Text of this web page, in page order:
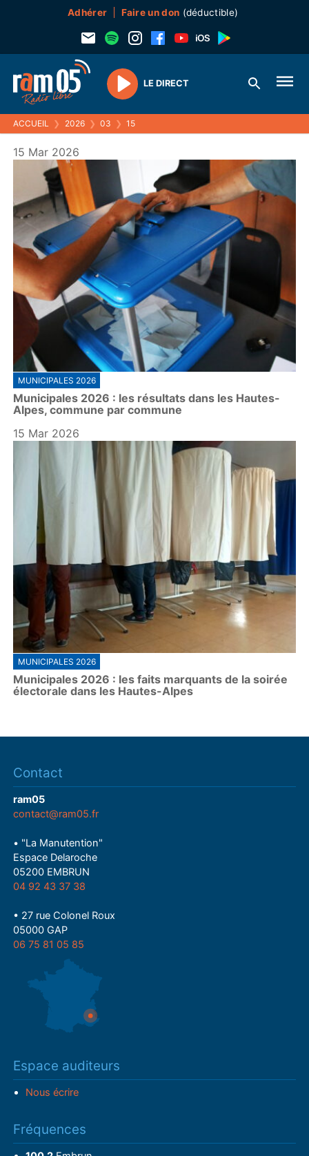
Adhérer Faire un don (déductible)
Play
LE DIRECT
ACCUEIL ❯ 2026 ❯ 03 ❯ 15
15 Mar 2026
MUNICIPALES 2026
Municipales 2026 : les résultats dans les Hautes-
Alpes, commune par commune
15 Mar 2026
MUNICIPALES 2026
Municipales 2026 : les faits marquants de la soirée
électorale dans les Hautes-Alpes
Contact
ram05
contact@ram05.fr
• "La Manutention"
Espace Delaroche
05200 EMBRUN
04 92 43 37 38
• 27 rue Colonel Roux
05000 GAP
06 75 81 05 85
Espace auditeurs
Nous écrire
Fréquences